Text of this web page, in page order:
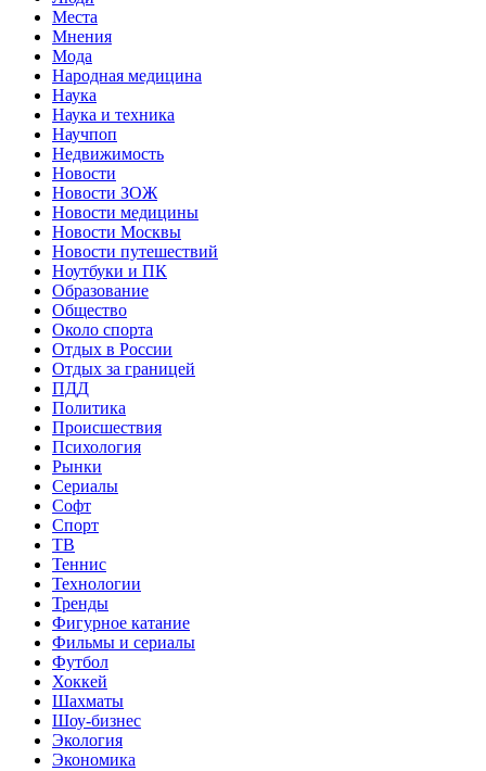
Места
Мнения
Мода
Народная медицина
Наука
Наука и техника
Научпоп
Недвижимость
Новости
Новости ЗОЖ
Новости медицины
Новости Москвы
Новости путешествий
Ноутбуки и ПК
Образование
Общество
Около спорта
Отдых в России
Отдых за границей
ПДД
Политика
Происшествия
Психология
Рынки
Сериалы
Софт
Спорт
ТВ
Теннис
Технологии
Тренды
Фигурное катание
Фильмы и сериалы
Футбол
Хоккей
Шахматы
Шоу-бизнес
Экология
Экономика